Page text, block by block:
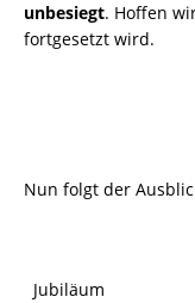
unbesiegt. Hoffen
fortgesetzt wird.
Nun folgt der
Jubiläum